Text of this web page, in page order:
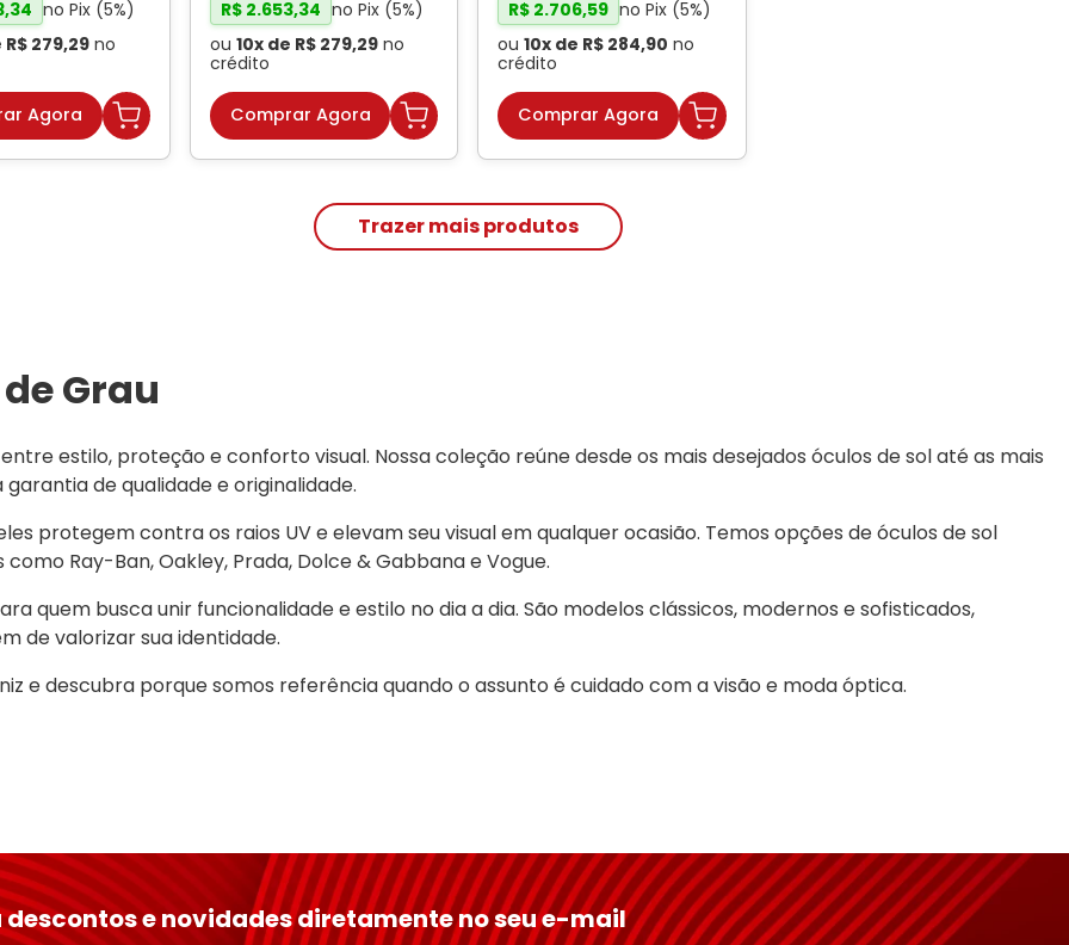
,34 no Pix (5%)
R$ 279,29no
Agora
R$ 2.653,34 no Pix (5%)
ou 10x de R$ 279,29no
crédito
Comprar Agora
R$ 2.706,59 no Pix (5%)
ou10x de R$ 284,90 no
crédito
Comprar Agora
Grau
estilo, proteção e conforto visual. Nossa coleção reúne desde os mais desejados óculos de sol até as mais
de qualidade e originalidade.
protegem contra os raios UV e elevam seu visual em qualquer ocasião. Temos opções de óculos de sol
Ray-Ban, Oakley, Prada, Dolce & Gabbana e Vogue.
quem busca unir funcionalidade e estilo no dia a dia. São modelos clássicos, modernos e sofisticados,
de valorizar sua identidade.
e descubra porque somos referência quando o assunto é cuidado com a visão e moda óptica.
descontos e novidades diretamente no seu e-mail